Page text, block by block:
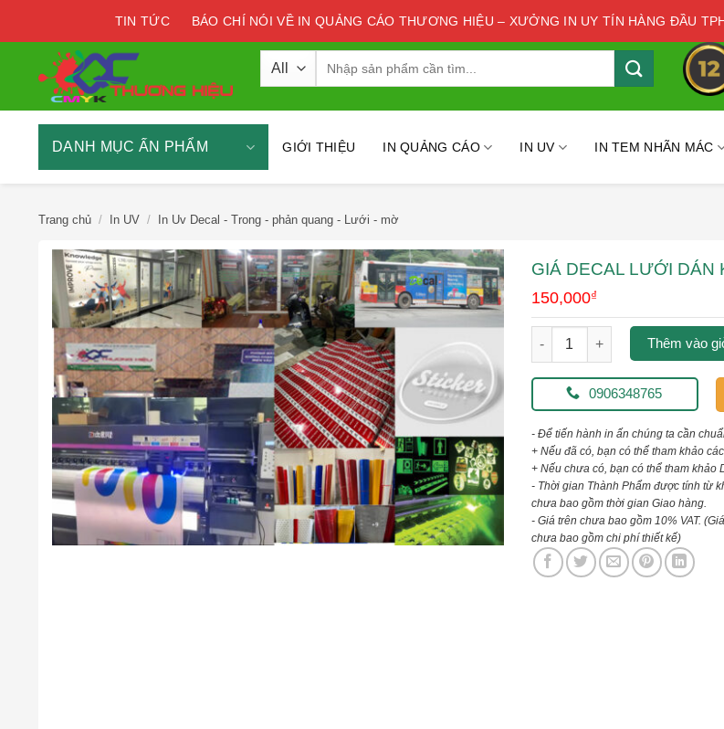
TIN TỨC BÁO CHÍ NÓI VỀ IN QUẢNG CÁO THƯƠNG HIỆU – XƯỞNG IN UY TÍN HÀNG ĐẦU
DANH MỤC ẤN PHẨM GIỚI THIỆU IN QUẢNG CÁO IN UV IN TEM NHÃN MÁC
Trang chủ / In UV / In Uv Decal - Trong - phản quang - Lưới - mờ
GIÁ DECAL LƯỚI DÁN
150,000₫
Giá decal lưới dán kính số
Thêm vào
0906348765
- Để tiến hành in ấn chúng ta cần
+ Nếu đã có, bạn có thể tham khảo
+ Nếu chưa có, bạn có thể tham khảo
- Thời gian Thành Phẩm được tính từ
chưa bao gồm thời gian Giao hàng.
- Giá trên chưa bao gồm 10% VAT.
chưa bao gồm chi phí thiết kế)